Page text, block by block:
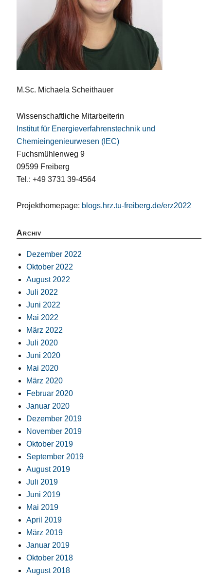
M.Sc. Michaela Scheithauer
Wissenschaftliche Mitarbeiterin
Institut für Energieverfahrenstechnik und
Chemieingenieurwesen (IEC)
Fuchsmühlenweg 9
09599 Freiberg
Tel.: +49 3731 39-4564
Projekthomepage: blogs.hrz.tu-freiberg.de/erz2022
Archiv
Dezember 2022
Oktober 2022
August 2022
Juli 2022
Juni 2022
Mai 2022
März 2022
Juli 2020
Juni 2020
Mai 2020
März 2020
Februar 2020
Januar 2020
Dezember 2019
November 2019
Oktober 2019
September 2019
August 2019
Juli 2019
Juni 2019
Mai 2019
April 2019
März 2019
Januar 2019
Oktober 2018
August 2018